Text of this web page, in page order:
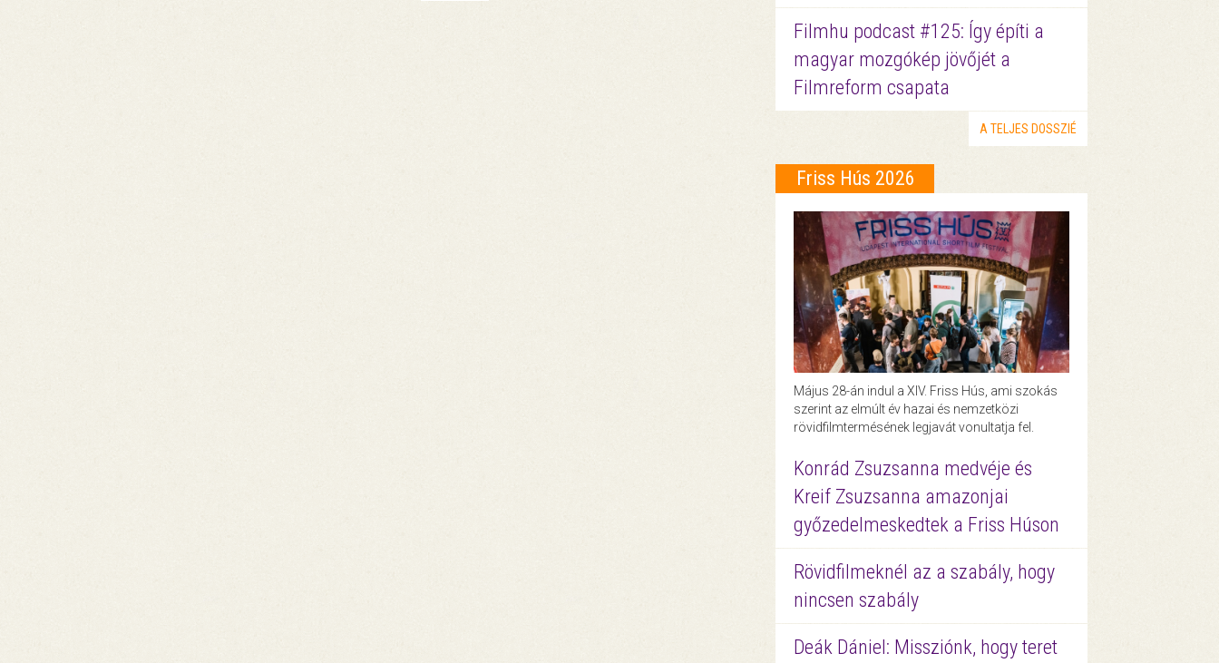
Filmhu podcast #125: Így építi a
magyar mozgókép jövőjét a
Filmreform csapata
A TELJES DOSSZIÉ
Friss Hús 2026
Május 28-án indul a XIV. Friss Hús, ami szokás
szerint az elmúlt év hazai és nemzetközi
rövidfilmtermésének legjavát vonultatja fel.
Konrád Zsuzsanna medvéje és
Kreif Zsuzsanna amazonjai
győzedelmeskedtek a Friss Húson
Rövidfilmeknél az a szabály, hogy
nincsen szabály
Deák Dániel: Missziónk, hogy teret